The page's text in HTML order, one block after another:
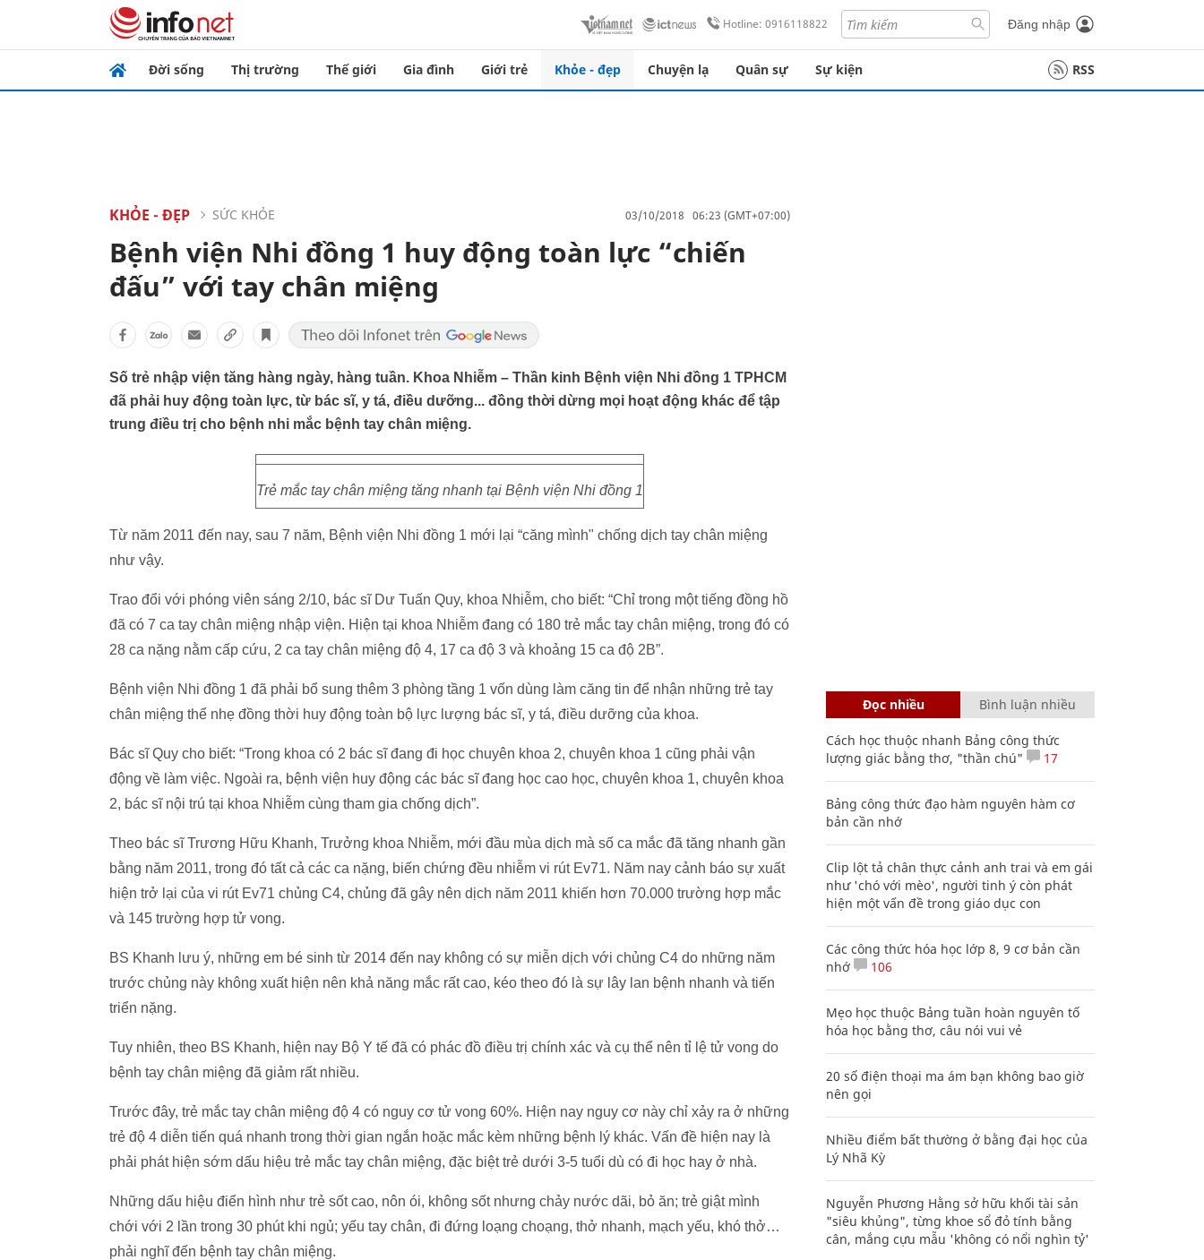
Hotline: 0916118822 Đăng nhập
Đời sống Thị trường Thế giới Gia đình Giới trẻ Khỏe - đẹp Chuyện lạ Quân sự Sự kiện RSS
KHỎE - ĐẸP SỨC KHỎE 03/10/2018 06:23 (GMT+07:00)
Bệnh viện Nhi đồng 1 huy động toàn lực “chiến
đấu” với tay chân miệng
Số trẻ nhập viện tăng hàng ngày, hàng tuần. Khoa Nhiễm – Thần kinh Bệnh viện Nhi đồng 1 TPHCM
đã phải huy động toàn lực, từ bác sĩ, y tá, điều dưỡng... đồng thời dừng mọi hoạt động khác để tập
trung điều trị cho bệnh nhi mắc bệnh tay chân miệng.
Trẻ mắc tay chân miệng tăng nhanh tại Bệnh viện Nhi đồng 1
Từ năm 2011 đến nay, sau 7 năm, Bệnh viện Nhi đồng 1 mới lại “căng mình" chống dịch tay chân miệng
như vậy.
Trao đổi với phóng viên sáng 2/10, bác sĩ Dư Tuấn Quy, khoa Nhiễm, cho biết: “Chỉ trong một tiếng đồng hồ
đã có 7 ca tay chân miệng nhập viện. Hiện tại khoa Nhiễm đang có 180 trẻ mắc tay chân miệng, trong đó có
28 ca nặng nằm cấp cứu, 2 ca tay chân miệng độ 4, 17 ca độ 3 và khoảng 15 ca độ 2B”.
Bệnh viện Nhi đồng 1 đã phải bổ sung thêm 3 phòng tầng 1 vốn dùng làm căng tin để nhận những trẻ tay
chân miệng thể nhẹ đồng thời huy động toàn bộ lực lượng bác sĩ, y tá, điều dưỡng của khoa.
Bác sĩ Quy cho biết: “Trong khoa có 2 bác sĩ đang đi học chuyên khoa 2, chuyên khoa 1 cũng phải vận
động về làm việc. Ngoài ra, bệnh viện huy động các bác sĩ đang học cao học, chuyên khoa 1, chuyên khoa
2, bác sĩ nội trú tại khoa Nhiễm cùng tham gia chống dịch”.
Theo bác sĩ Trương Hữu Khanh, Trưởng khoa Nhiễm, mới đầu mùa dịch mà số ca mắc đã tăng nhanh gần
bằng năm 2011, trong đó tất cả các ca nặng, biến chứng đều nhiễm vi rút Ev71. Năm nay cảnh báo sự xuất
hiện trở lại của vi rút Ev71 chủng C4, chủng đã gây nên dịch năm 2011 khiến hơn 70.000 trường hợp mắc
và 145 trường hợp tử vong.
BS Khanh lưu ý, những em bé sinh từ 2014 đến nay không có sự miễn dịch với chủng C4 do những năm
trước chủng này không xuất hiện nên khả năng mắc rất cao, kéo theo đó là sự lây lan bệnh nhanh và tiến
triển nặng.
Tuy nhiên, theo BS Khanh, hiện nay Bộ Y tế đã có phác đồ điều trị chính xác và cụ thể nên tỉ lệ tử vong do
bệnh tay chân miệng đã giảm rất nhiều.
Trước đây, trẻ mắc tay chân miệng độ 4 có nguy cơ tử vong 60%. Hiện nay nguy cơ này chỉ xảy ra ở những
trẻ độ 4 diễn tiến quá nhanh trong thời gian ngắn hoặc mắc kèm những bệnh lý khác. Vấn đề hiện nay là
phải phát hiện sớm dấu hiệu trẻ mắc tay chân miệng, đặc biệt trẻ dưới 3-5 tuổi dù có đi học hay ở nhà.
Những dấu hiệu điển hình như trẻ sốt cao, nôn ói, không sốt nhưng chảy nước dãi, bỏ ăn; trẻ giật mình
chới với 2 lần trong 30 phút khi ngủ; yếu tay chân, đi đứng loạng choạng, thở nhanh, mạch yếu, khó thở…
phải nghĩ đến bệnh tay chân miệng.
Đọc nhiều Bình luận nhiều
Cách học thuộc nhanh Bảng công thức
lượng giác bằng thơ, "thần chú"
17
Bảng công thức đạo hàm nguyên hàm cơ
bản cần nhớ
Clip lột tả chân thực cảnh anh trai và em gái
như 'chó với mèo', người tinh ý còn phát
hiện một vấn đề trong giáo dục con
Các công thức hóa học lớp 8, 9 cơ bản cần
nhớ
106
Mẹo học thuộc Bảng tuần hoàn nguyên tố
hóa học bằng thơ, câu nói vui vẻ
20 số điện thoại ma ám bạn không bao giờ
nên gọi
Nhiều điểm bất thường ở bằng đại học của
Lý Nhã Kỳ
Nguyễn Phương Hằng sở hữu khối tài sản
"siêu khủng", từng khoe sổ đỏ tính bằng
cân, mắng cựu mẫu 'không có nổi nghìn tỷ'